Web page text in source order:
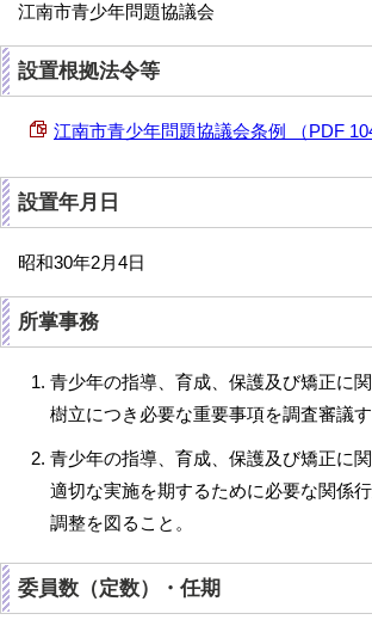
江南市青少年問題協議会
設置根拠法令等
江南市青少年問題協議会条例 （PDF
設置年月日
昭和30年2月4日
所掌事務
青少年の指導、育成、保護及び矯正に
樹立につき必要な重要事項を調査審議す
青少年の指導、育成、保護及び矯正に
適切な実施を期するために必要な関係
調整を図ること。
委員数（定数）・任期